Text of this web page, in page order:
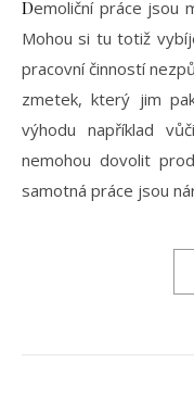
Demoliční práce jsou mezi některými muži velmi populární.
Mohou si tu totiž
pracovní činností
zmetek, který jim
výhodu například
nemohou dovolit
samotná práce jsou